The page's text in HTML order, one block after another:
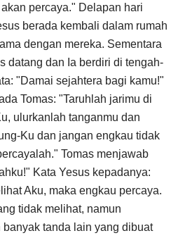
percaya." Delapan hari
berada kembali dalam rumah
dengan mereka. Sementara
datang dan Ia berdiri di tengah-
"Damai sejahtera bagi kamu!"
Tomas: "Taruhlah jarimu di
ulurkanlah tanganmu dan
Ku dan jangan engkau tidak
Tomas menjawab
Kata Yesus kepadanya:
Aku, maka engkau percaya.
tidak melihat, namun
tanda lain yang dibuat